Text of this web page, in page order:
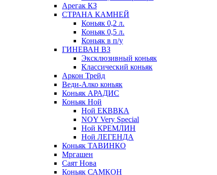
Арегак КЗ
СТРАНА КАМНЕЙ
Коньяк 0,2 л.
Коньяк 0,5 л.
Коньяк в п/у
ГИНЕВАН ВЗ
Эксклюзивный коньяк
Классический коньяк
Аркон Трейд
Веди-Алко коньяк
Коньяк АРАДИС
Коньяк Ной
Ной ЕКВВКА
NOY Very Special
Ной КРЕМЛИН
Ной ЛЕГЕНДА
Коньяк ТАВИНКО
Мргашен
Саят Нова
Коньяк САМКОН